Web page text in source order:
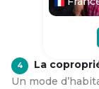
4
La
Un mode